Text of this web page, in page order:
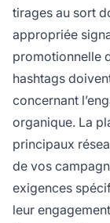
tirages au sort
appropriée
promotionnelle
hashtags
concernant
organique. La
principaux
de vos
exigences
leur